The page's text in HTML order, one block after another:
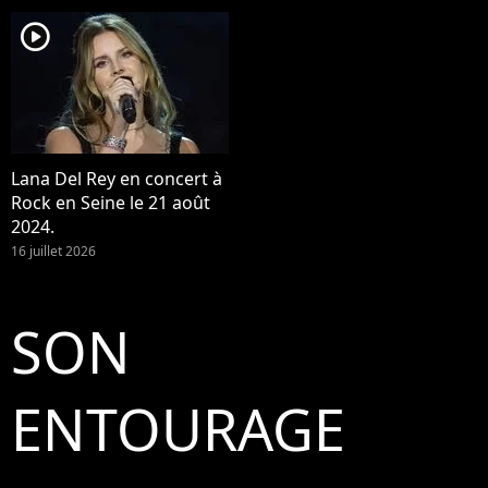
player2
Lana Del Rey en concert à
Rock en Seine le 21 août
2024.
16 juillet 2026
SON
ENTOURAGE